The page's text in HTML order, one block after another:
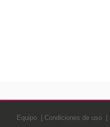
Equipo Condiciones de uso